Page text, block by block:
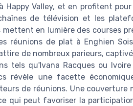
Happy Valley, et en profitent
de télévision et les
mettent en lumière des courses
réunions de plat à Enghien
de nombreux parieurs,
tels qu'Ivana Racques ou
révèle une facette
de réunions. Une
qui peut favoriser la